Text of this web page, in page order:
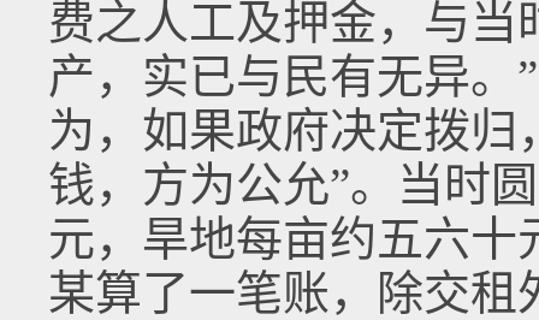
费之人工及押金，与
产，实已与民有无异。
为，如果政府决定拨归
钱，方为公允”。当时
元，旱地每亩约五六
某算了一笔账，除交